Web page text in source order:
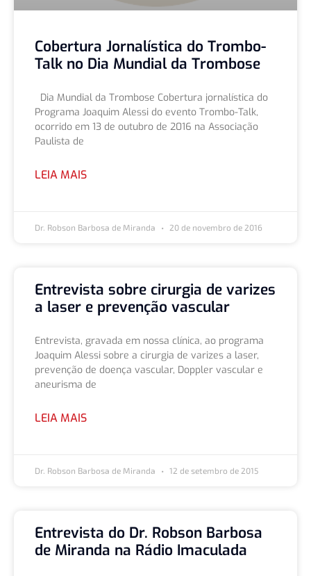
Cobertura Jornalística do Trombo-
Talk no Dia Mundial da Trombose
Dia Mundial da Trombose Cobertura jornalística do
Programa Joaquim Alessi do evento Trombo-Talk,
ocorrido em 13 de outubro de 2016 na Associação
Paulista de
LEIA MAIS
Dr. Robson Barbosa de Miranda 20 de novembro de 2016
Entrevista sobre cirurgia de varizes
a laser e prevenção vascular
Entrevista, gravada em nossa clínica, ao programa
Joaquim Alessi sobre a cirurgia de varizes a laser,
prevenção de doença vascular, Doppler vascular e
aneurisma de
LEIA MAIS
Dr. Robson Barbosa de Miranda 12 de setembro de 2015
Entrevista do Dr. Robson Barbosa
de Miranda na Rádio Imaculada